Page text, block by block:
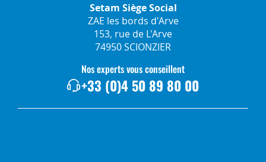
Setam Siège Social
ZAE les bords d'Arve
153, rue de L'Arve
74950 SCIONZIER
Nos experts vous conseillent
+33 (0)4 50 89 80 00